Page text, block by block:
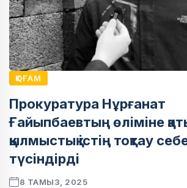
ҚОҒАМ
Прокуратура Нұрғанат
Ғайыпбаевтың өліміне
қылмыстық істің тоқтау
түсіндірді
8 ТАМЫЗ, 2025